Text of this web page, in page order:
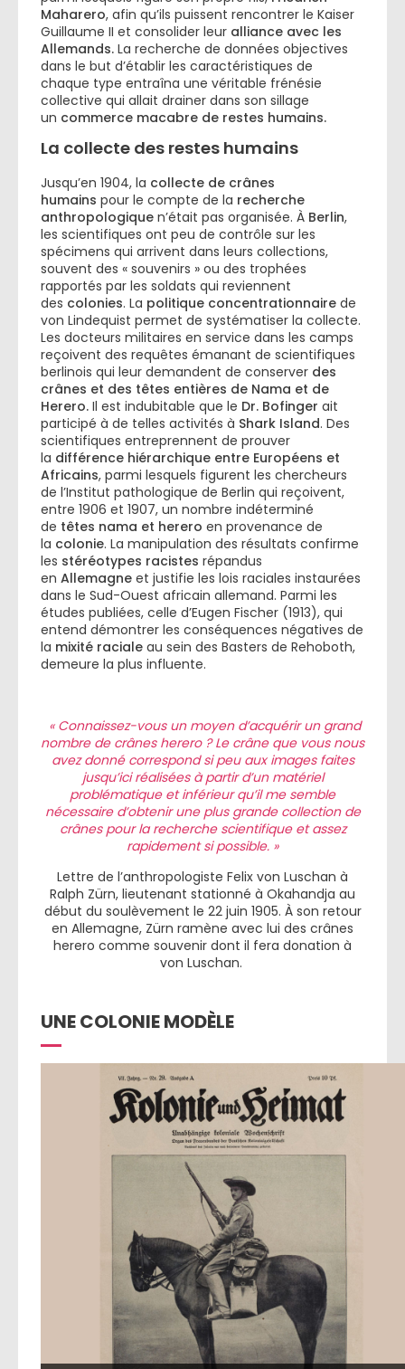
Maharero, afin qu’ils puissent rencontrer le Kaiser
Guillaume II et consolider leur alliance avec les
Allemands. La recherche de données objectives
dans le but d’établir les caractéristiques de
chaque type entraîna une véritable frénésie
collective qui allait drainer dans son sillage
un commerce macabre de restes humains.
La collecte des restes humains
Jusqu’en 1904, la collecte de crânes
humains pour le compte de la recherche
anthropologique n’était pas organisée. À Berlin,
les scientifiques ont peu de contrôle sur les
spécimens qui arrivent dans leurs collections,
souvent des « souvenirs » ou des trophées
rapportés par les soldats qui reviennent
des colonies. La politique concentrationnaire de
von Lindequist permet de systématiser la collecte.
Les docteurs militaires en service dans les camps
reçoivent des requêtes émanant de scientifiques
berlinois qui leur demandent de conserver des
crânes et des têtes entières de Nama et de
Herero. Il est indubitable que le Dr. Bofinger ait
participé à de telles activités à Shark Island. Des
scientifiques entreprennent de prouver
la différence hiérarchique entre Européens et
Africains, parmi lesquels figurent les chercheurs
de l’Institut pathologique de Berlin qui reçoivent,
entre 1906 et 1907, un nombre indéterminé
de têtes nama et herero en provenance de
la colonie. La manipulation des résultats confirme
les stéréotypes racistes répandus
en Allemagne et justifie les lois raciales instaurées
dans le Sud-Ouest africain allemand. Parmi les
études publiées, celle d’Eugen Fischer (1913), qui
entend démontrer les conséquences négatives de
la mixité raciale au sein des Basters de Rehoboth,
demeure la plus influente.
« Connaissez-vous un moyen d’acquérir un grand
nombre de crânes herero ? Le crâne que vous nous
avez donné correspond si peu aux images faites
jusqu’ici réalisées à partir d’un matériel
problématique et inférieur qu’il me semble
nécessaire d’obtenir une plus grande collection de
crânes pour la recherche scientifique et assez
rapidement si possible. »
Lettre de l’anthropologiste Felix von Luschan à
Ralph Zürn, lieutenant stationné à Okahandja au
début du soulèvement le 22 juin 1905. À son retour
en Allemagne, Zürn ramène avec lui des crânes
herero comme souvenir dont il fera donation à
von Luschan.
UNE COLONIE MODÈLE